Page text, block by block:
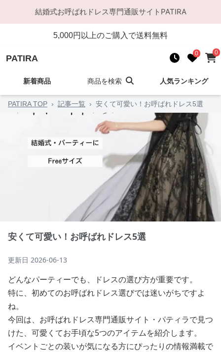
結婚式お呼ばれドレス専門通販サイト PATIRA
5,000円以上のご購入で送料無料
PATIRA 0 0
新着商品 商品を検索 人気ランキング
PATIRA TOP › 記事一覧 › 安くて可愛い！お呼ばれドレス5選
安くて可愛い！お呼ばれドレス5選
更新日 2026-06-13
どんなパーティーでも、ドレスの選び方が重要です。
特に、初めてのお呼ばれドレス選びでは迷いがちですよ
ね。
今回は、お呼ばれドレス専門通販サイト・パティラで見つ
けた、可愛くてお手頃な5つのアイテムを紹介します。
イベントごとの装いが気になる方にぴったりの情報満載で